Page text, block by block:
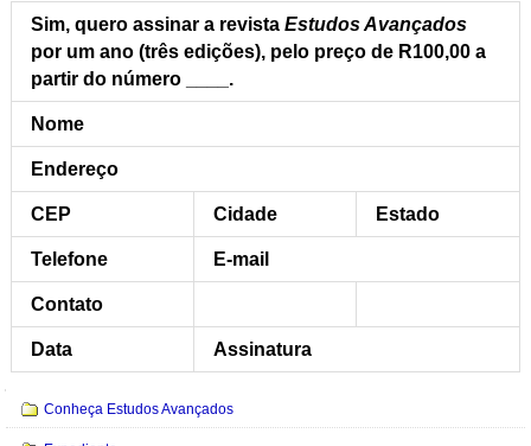
Sim, quero assinar a revista Estudos Avançados
por um ano (três edições), pelo preço de R100,00 a
partir do número ____.
Nome
Endereço
CEP Cidade Estado
Telefone E-mail
Contato
Data Assinatura
Conheça Estudos Avançados